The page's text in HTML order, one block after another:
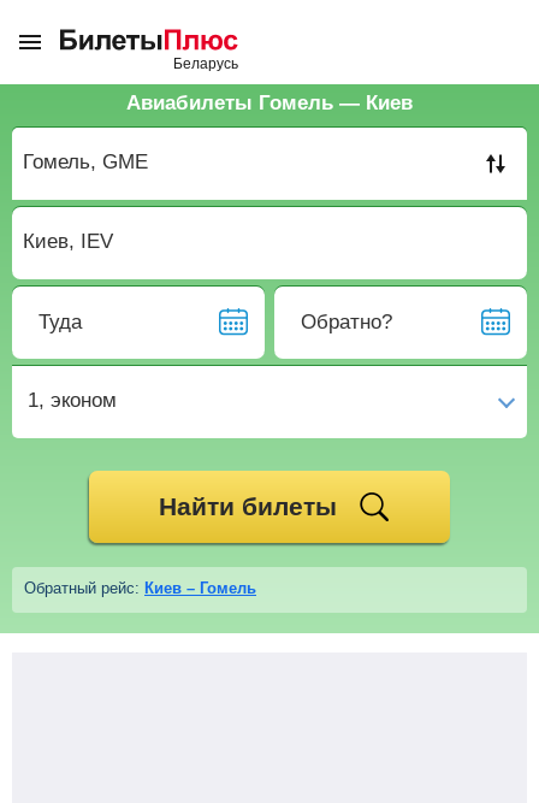
Авиабилеты Гомель — Киев
Туда Обратно?
1, эконом
Найти билеты
Обратный рейс: Киев – Гомель